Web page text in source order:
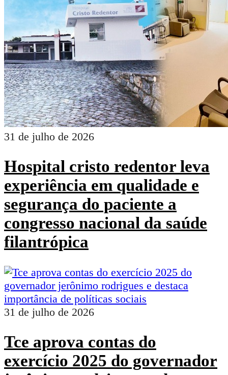
31 de julho de 2026
Hospital cristo redentor leva
experiência em qualidade e
segurança do paciente a
congresso nacional da saúde
filantrópica
31 de julho de 2026
Tce aprova contas do
exercício 2025 do governador